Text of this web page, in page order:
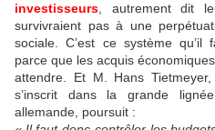
investisseurs , autrement dit
survivraient pas à une
sociale. C’est ce système qu’il
parce que les acquis
attendre. Et M. Hans
s’inscrit dans la grande
allemande, poursuit :